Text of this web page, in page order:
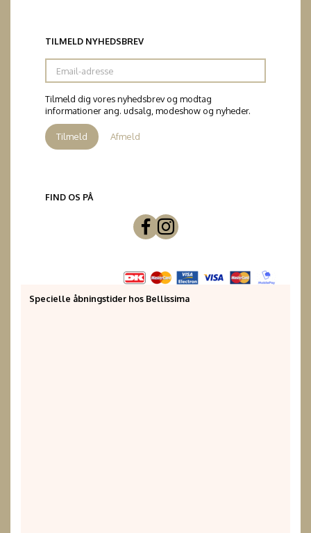
TILMELD NYHEDSBREV
Email-
adresse
Tilmeld dig vores nyhedsbrev og modtag
informationer ang. udsalg, modeshow og nyheder.
Tilmeld Afmeld
FIND OS PÅ
Specielle åbningstider hos Bellissima